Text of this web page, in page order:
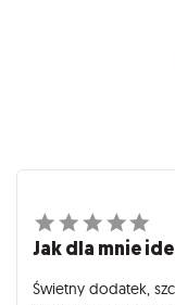
Jak dla mnie
Świetny dodatek,